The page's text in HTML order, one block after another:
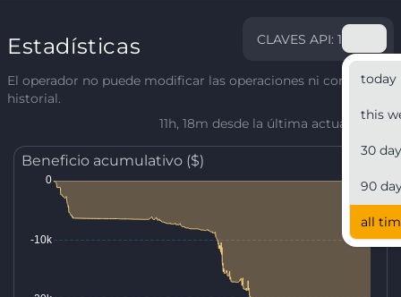
Estadísticas CLAVES API: 1
today
this
30
90
all
El operador no puede modificar las operaciones ni corregir el
historial.
11h, 18m desde la última actualización
Beneficio acumulativo ($)